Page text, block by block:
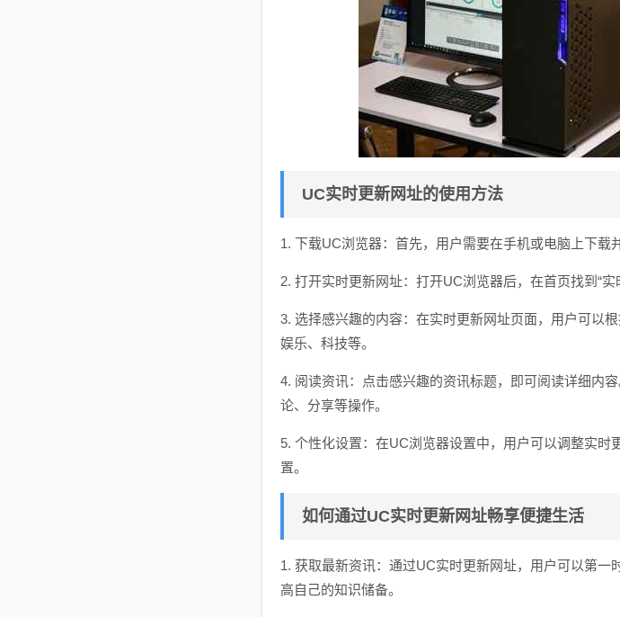
UC实时更新网址的使用方法
1. 下载UC浏览器：首先，用户需要在手机或电脑上下载
2. 打开实时更新网址：打开UC浏览器后，在首页找到“实
3. 选择感兴趣的内容：在实时更新网址页面，用户可以
娱乐、科技等。
4. 阅读资讯：点击感兴趣的资讯标题，即可阅读详细内
论、分享等操作。
5. 个性化设置：在UC浏览器设置中，用户可以调整实时
置。
如何通过UC实时更新网址畅享便捷生活
1. 获取最新资讯：通过UC实时更新网址，用户可以第一
高自己的知识储备。